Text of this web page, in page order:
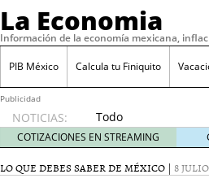
La Economia
Información de la economía mexicana,
PIB México Calcula tu Finiquito
Publicidad
NOTICIAS:
Todo
sobre
SIFX:
análisis
COTIZACIONES EN STREAMING
LO QUE DEBES SABER DE MÉXICO | 8